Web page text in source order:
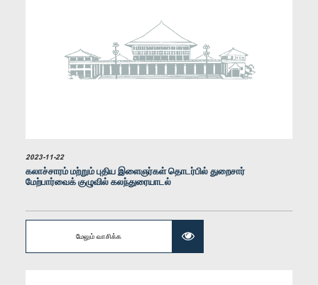
கௌரவ டலஸ் அழகப்பெரும, பா.உ.
2023-11-22
கலாச்சாரம் மற்றும் புதிய இளைஞர்கள் தொடர்பில் துறைசார்
மேற்பார்வைக் குழுவில் கலந்துரையாடல்
மேலும் வாசிக்க